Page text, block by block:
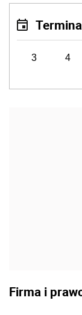
3 4
Firma i